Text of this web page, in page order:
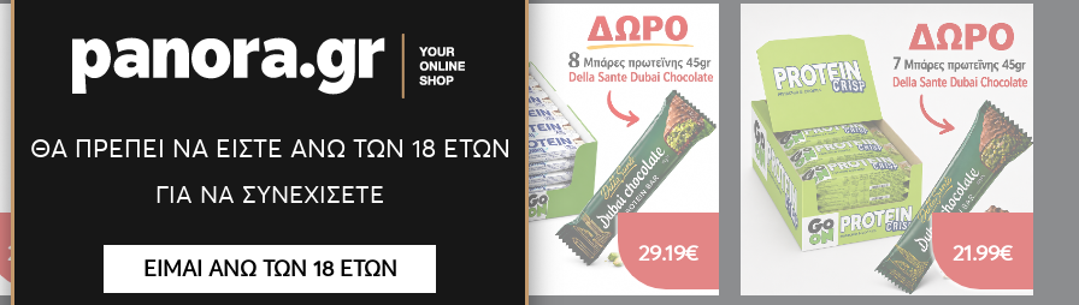
27.55€ 27.55€ 29.19€ 21.99€
ΘΑ ΠΡΕΠΕΙ ΝΑ ΕΙΣΤΕ ΑΝΩ ΤΩΝ 18 ΕΤΩΝ
ΓΙΑ ΝΑ ΣΥΝΕΧΙΣΕΤΕ
ΕΙΜΑΙ ΑΝΩ ΤΩΝ 18 ΕΤΩΝ